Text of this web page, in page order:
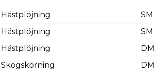
Hästplöjning SM
Hästplöjning SM
Hästplöjning DM
Skogskörning DM